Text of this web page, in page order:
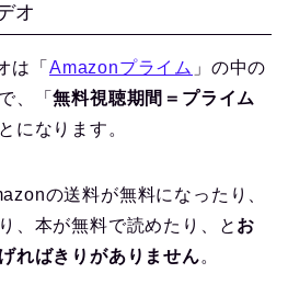
オ
は「Amazonプライム 」の中の
、「無料視聴期間＝プライム
になります。
の送料が無料になったり、
、本が無料で読めたり、と お
ればきりがありません。